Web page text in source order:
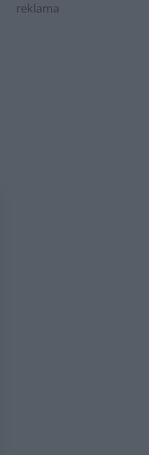
reklama